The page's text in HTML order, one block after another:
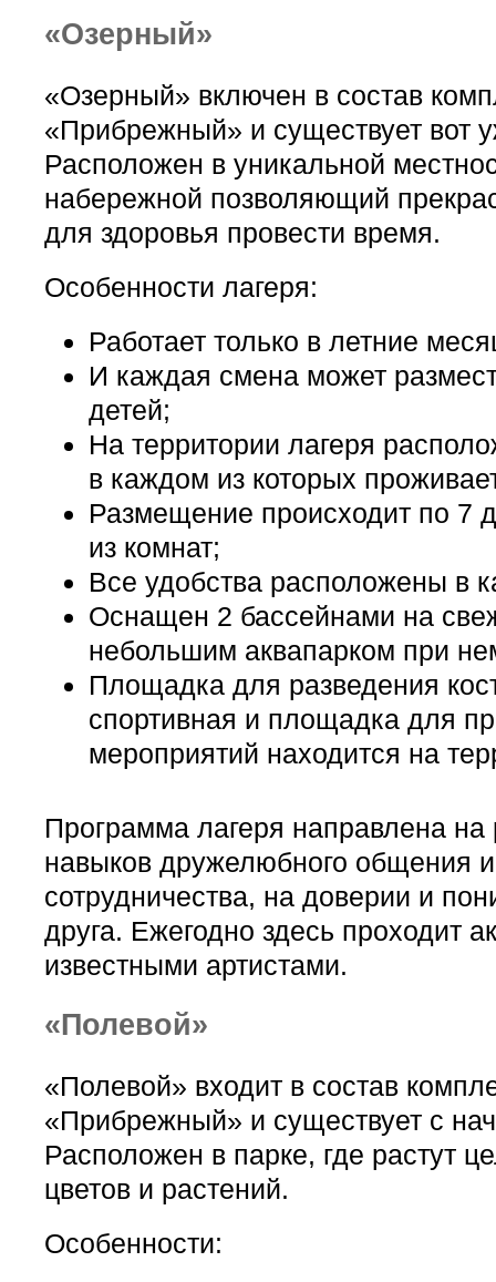
«Озерный»
«Озерный» включен в состав
«Прибрежный» и существует вот
Расположен в уникальной
набережной позволяющий
для здоровья провести время.
Особенности лагеря:
Работает только в летние
И каждая смена может
детей;
На территории лагеря
в каждом из которых
Размещение происходит по 7
из комнат;
Все удобства расположены в
Оснащен 2 бассейнами на
небольшим аквапарком при
Площадка для разведения
спортивная и площадка для
мероприятий находится на
Программа лагеря направлена на
навыков дружелюбного общения и
сотрудничества, на доверии и
друга. Ежегодно здесь проходит
известными артистами.
«Полевой»
«Полевой» входит в состав
«Прибрежный» и существует с
Расположен в парке, где растут
цветов и растений.
Особенности: